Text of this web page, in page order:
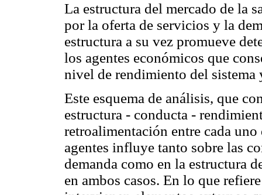
La estructura del mercado de la
por la oferta de servicios y la
estructura a su vez promueve
los agentes económicos que
nivel de rendimiento del sistema
Este esquema de análisis, que
estructura - conducta -
retroalimentación entre cada
agentes influye tanto sobre las
demanda como en la estructura
en ambos casos. En lo que